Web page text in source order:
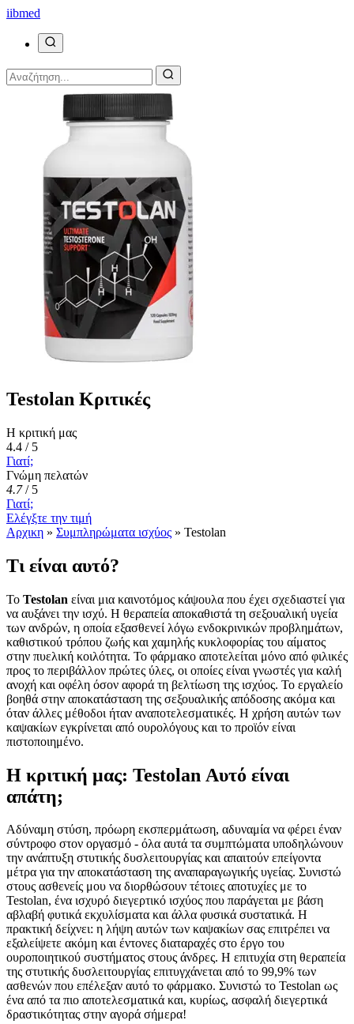
iibmed
Testolan Κριτικές
Η κριτική μας
4.4 / 5
Γιατί;
Γνώμη πελατών
4.7/ 5
Γιατί;
Ελέγξτε την τιμή
Αρχικη » Συμπληρώματα ισχύος » Testolan
Τι είναι αυτό?
Το Testolan είναι μια καινοτόμος κάψουλα που έχει σχεδιαστεί για
να αυξάνει την ισχύ. Η θεραπεία αποκαθιστά τη σεξουαλική υγεία
των ανδρών, η οποία εξασθενεί λόγω ενδοκρινικών προβλημάτων,
καθιστικού τρόπου ζωής και χαμηλής κυκλοφορίας του αίματος
στην πυελική κοιλότητα. Το φάρμακο αποτελείται μόνο από φιλικές
προς το περιβάλλον πρώτες ύλες, οι οποίες είναι γνωστές για καλή
ανοχή και οφέλη όσον αφορά τη βελτίωση της ισχύος. Το εργαλείο
βοηθά στην αποκατάσταση της σεξουαλικής απόδοσης ακόμα και
όταν άλλες μέθοδοι ήταν αναποτελεσματικές. Η χρήση αυτών των
καψακίων εγκρίνεται από ουρολόγους και το προϊόν είναι
πιστοποιημένο.
Η κριτική μας: Testolan Αυτό είναι
απάτη;
Αδύναμη στύση, πρόωρη εκσπερμάτωση, αδυναμία να φέρει έναν
σύντροφο στον οργασμό - όλα αυτά τα συμπτώματα υποδηλώνουν
την ανάπτυξη στυτικής δυσλειτουργίας και απαιτούν επείγοντα
μέτρα για την αποκατάσταση της αναπαραγωγικής υγείας. Συνιστώ
στους ασθενείς μου να διορθώσουν τέτοιες αποτυχίες με το
Testolan, ένα ισχυρό διεγερτικό ισχύος που παράγεται με βάση
αβλαβή φυτικά εκχυλίσματα και άλλα φυσικά συστατικά. Η
πρακτική δείχνει: η λήψη αυτών των καψακίων σας επιτρέπει να
εξαλείψετε ακόμη και έντονες διαταραχές στο έργο του
ουροποιητικού συστήματος στους άνδρες. Η επιτυχία στη θεραπεία
της στυτικής δυσλειτουργίας επιτυγχάνεται από το 99,9% των
ασθενών που επέλεξαν αυτό το φάρμακο. Συνιστώ το Testolan ως
ένα από τα πιο αποτελεσματικά και, κυρίως, ασφαλή διεγερτικά
δραστικότητας στην αγορά σήμερα!